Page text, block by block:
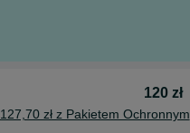
120 zł
127,70 zł z Pakietem Ochronnym